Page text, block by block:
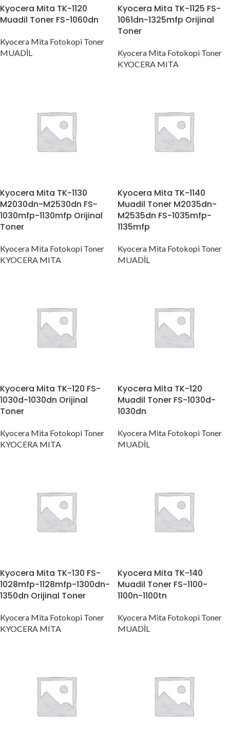
Kyocera Mita TK-1120
Muadil Toner FS-1060dn
Kyocera Mita Fotokopi Toner
MUADİL
Kyocera Mita TK-1125 FS-
1061dn-1325mfp Orijinal
Toner
Kyocera Mita Fotokopi Toner
KYOCERA MITA
Kyocera Mita TK-1130
M2030dn-M2530dn FS-
1030mfp-1130mfp Orijinal
Toner
Kyocera Mita Fotokopi Toner
KYOCERA MITA
Kyocera Mita TK-1140
Muadil Toner M2035dn-
M2535dn FS-1035mfp-
1135mfp
Kyocera Mita Fotokopi Toner
MUADİL
Kyocera Mita TK-120 FS-
1030d-1030dn Orijinal
Toner
Kyocera Mita Fotokopi Toner
KYOCERA MITA
Kyocera Mita TK-120
Muadil Toner FS-1030d-
1030dn
Kyocera Mita Fotokopi Toner
MUADİL
Kyocera Mita TK-130 FS-
1028mfp-1128mfp-1300dn-
1350dn Orijinal Toner
Kyocera Mita Fotokopi Toner
KYOCERA MITA
Kyocera Mita TK-140
Muadil Toner FS-1100-
1100n-1100tn
Kyocera Mita Fotokopi Toner
MUADİL